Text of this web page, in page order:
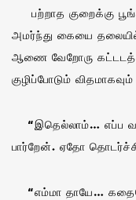
பற்றாத குறைக்கு
அமர்ந்து கையை
ஆணை வேறோரு
குழிப்போடும்
“இதெல்லாம்… எப்ப
பார்றேன். ஏதோ
“எம்மா தாயே…